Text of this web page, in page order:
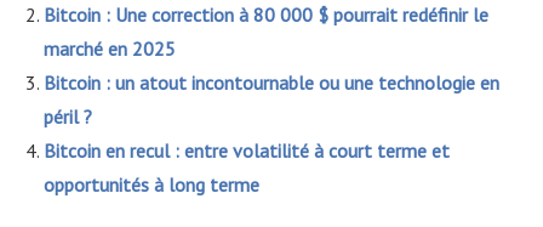
Bitcoin : Une correction à 80 000 $ pourrait redéfinir le
marché en 2025
Bitcoin : un atout incontournable ou une technologie en
péril ?
Bitcoin en recul : entre volatilité à court terme et
opportunités à long terme